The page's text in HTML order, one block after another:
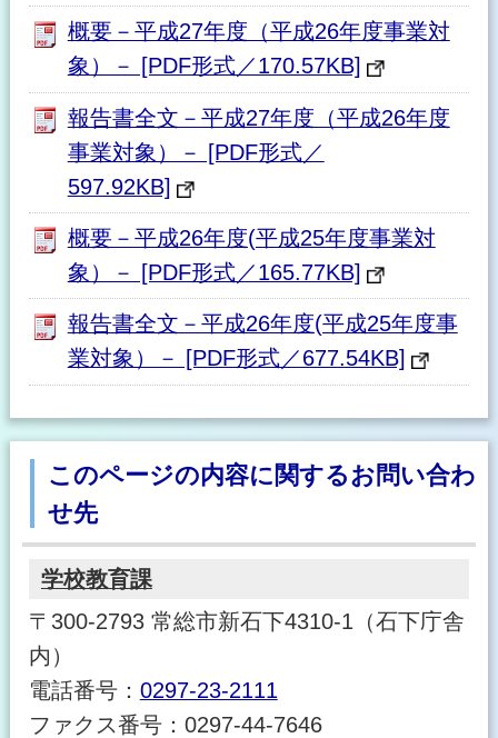
概要－平成27年度（平成26年度事業対
象）－ [PDF形式／170.57KB]
報告書全文－平成27年度（平成26年度
事業対象）－ [PDF形式／
597.92KB]
概要－平成26年度(平成25年度事業対
象）－ [PDF形式／165.77KB]
報告書全文－平成26年度(平成25年度事
業対象）－ [PDF形式／677.54KB]
このページの内容に関するお問い合わ
せ先
学校教育課
〒300-2793 常総市新石下4310-1（石下庁舎
内）
電話番号： 0297-23-2111
ファクス番号：0297-44-7646